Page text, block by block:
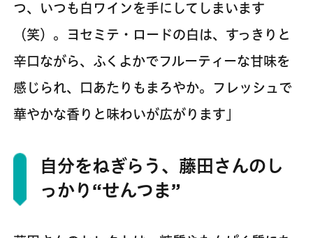
つ、いつも白ワインを手にしてしまいます
（笑）。ヨセミテ・ロードの白は、すっきりと
辛口ながら、ふくよかでフルーティーな甘味を
感じられ、口あたりもまろやか。フレッシュで
華やかな香りと味わいが広がります」
自分をねぎらう、藤田さんのし
っかり“せんつま”